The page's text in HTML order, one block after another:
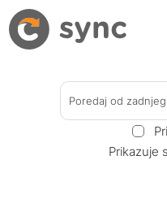
Poredaj od zadnjeg
Prikazuje